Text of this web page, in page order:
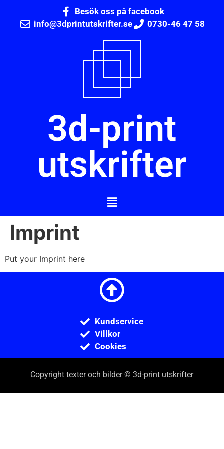
Besök oss på facebook
info@3dprintutskrifter.se
0730-46 47 58
3d-print
utskrifter
Imprint
Put your Imprint here
Kundservice
Villkor
Cookies
Copyright texter och bilder © 3d-print utskrifter